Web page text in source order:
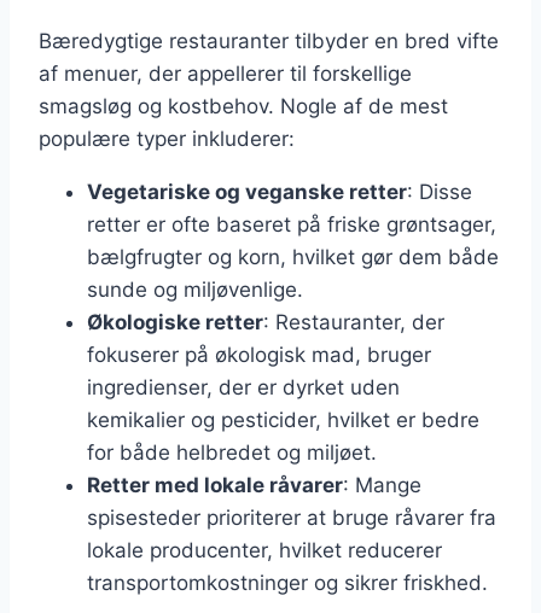
Bæredygtige restauranter tilbyder en bred vifte
af menuer, der appellerer til forskellige
smagsløg og kostbehov. Nogle af de mest
populære typer inkluderer:
Vegetariske og veganske retter: Disse
retter er ofte baseret på friske grøntsager,
bælgfrugter og korn, hvilket gør dem både
sunde og miljøvenlige.
Økologiske retter: Restauranter, der
fokuserer på økologisk mad, bruger
ingredienser, der er dyrket uden
kemikalier og pesticider, hvilket er bedre
for både helbredet og miljøet.
Retter med lokale råvarer: Mange
spisesteder prioriterer at bruge råvarer fra
lokale producenter, hvilket reducerer
transportomkostninger og sikrer friskhed.